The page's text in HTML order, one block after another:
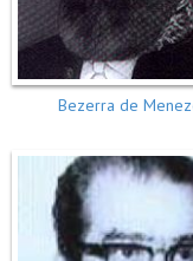
Bezerra de